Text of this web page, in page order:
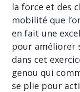
la force et des
mobilité que
en fait une
pour améliorer
dans cet
genou qui
se plie pour